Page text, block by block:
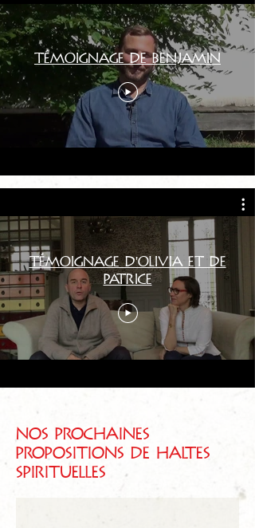
Témoignage de Benjamin
Témoignage d'Olivia et de
Patrice
Nos prochaines
propositions de haltes
spirituelles